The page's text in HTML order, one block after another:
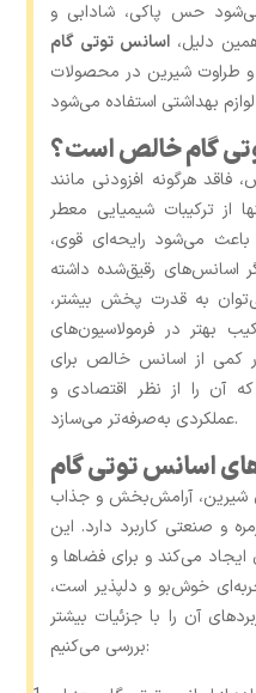
حس پاکی، شادابی و
دلیل، اسانس توتی گام
طراوت شیرین در محصولات
گام خالص است؟
هرگونه افزودنی مانند
از ترکیبات شیمیایی معطر
می‌شود رایحه‌ای قوی،
اسانس‌های رقیق‌شده داشته
به قدرت پخش بیشتر،
بهتر در فرمولاسیون‌های
کمی از اسانس خالص برای
آن را از نظر اقتصادی و
عملکردی به‌صرفه‌تر می‌سازد.
اسانس توتی گام
شیرین، آرامش‌بخش و جذاب
و صنعتی کاربرد دارد. این
می‌کند و برای فضاها و
خوش‌بو و دلپذیر است،
آن را با جزئیات بیشتر
بررسی می‌کنیم: